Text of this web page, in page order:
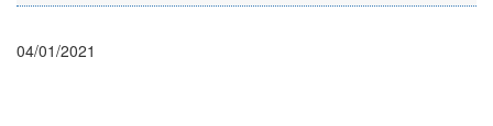
04/01/2021